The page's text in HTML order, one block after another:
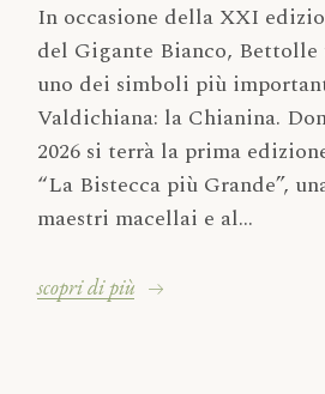
In occasione della XXI
del Gigante Bianco, Bettolle
uno dei simboli più
Valdichiana: la Chianina.
2026 si terrà la prima
“La Bistecca più Grande”,
maestri macellai e al...
scopri di più